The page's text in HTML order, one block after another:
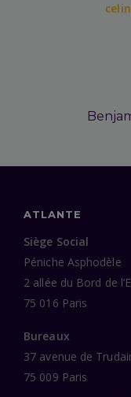
ATLANTE
Siège Social
Péniche Asphodèle
2 allée du Bord de
75 016 Paris
Bureaux
37 avenue de
75 009 Paris